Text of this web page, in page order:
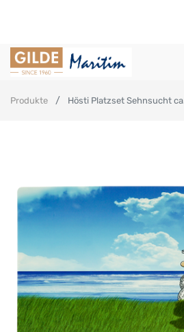
Produkte Hösti Platzset Sehnsucht